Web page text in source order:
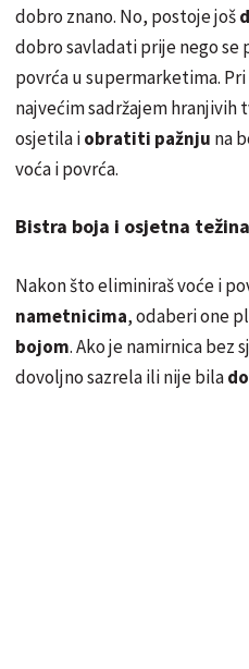
dobro znano. No, postoje još
dobro savladati prije nego se
povrća u supermarketima.
najvećim sadržajem
osjetila iobratiti pažnju na
voća i povrća.
Bistra boja i osjetna težina
Nakon što eliminiraš voće i
nametnicima, odaberi one
bojom. Ako je namirnica bez
dovoljnosazrelaili nije bila